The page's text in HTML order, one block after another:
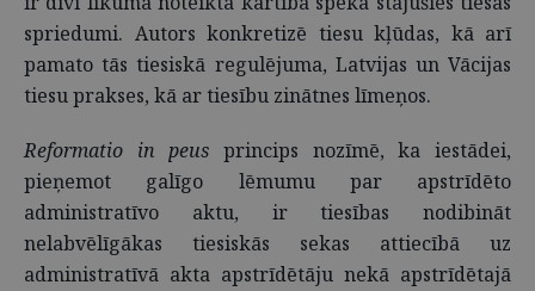
spriedumi. Autors konkretizē tiesu kļūdas, kā arī
pamato tās tiesiskā regulējuma, Latvijas un Vācijas
tiesu prakses, kā ar tiesību zinātnes līmeņos.
Reformatio in peus princips nozīmē, ka iestādei,
pieņemot galīgo lēmumu par apstrīdēto
administratīvo aktu, ir tiesības nodibināt
nelabvēlīgākas tiesiskās sekas attiecībā uz
administratīvā akta apstrīdētāju nekā apstrīdētajā